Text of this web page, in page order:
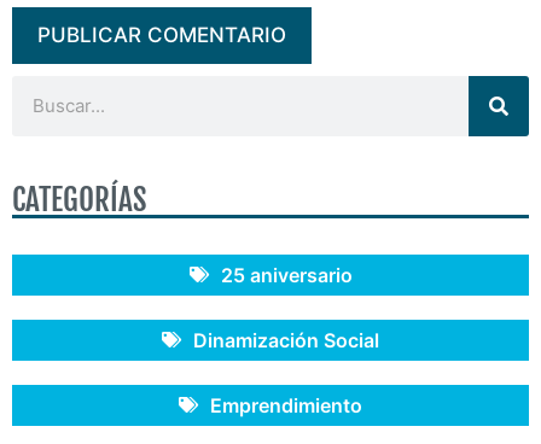
CATEGORÍAS
25 aniversario
Dinamización Social
Emprendimiento